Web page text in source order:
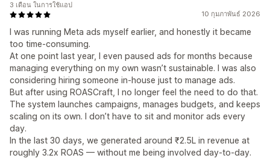
10 กุมภาพันธ์ 2026
I was running Meta ads myself earlier, and honestly it became
too time-consuming.
At one point last year, I even paused ads for months because
managing everything on my own wasn’t sustainable. I was also
considering hiring someone in-house just to manage ads.
But after using ROASCraft, I no longer feel the need to do that.
The system launches campaigns, manages budgets, and keeps
scaling on its own. I don’t have to sit and monitor ads every
day.
In the last 30 days, we generated around ₹2.5L in revenue at
roughly 3.2x ROAS — without me being involved day-to-day.
3 เดือน ในการใช้แอป